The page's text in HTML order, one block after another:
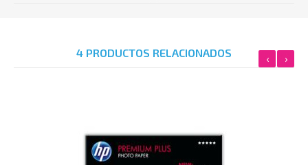
4 PRODUCTOS RELACIONADOS ‹ ›